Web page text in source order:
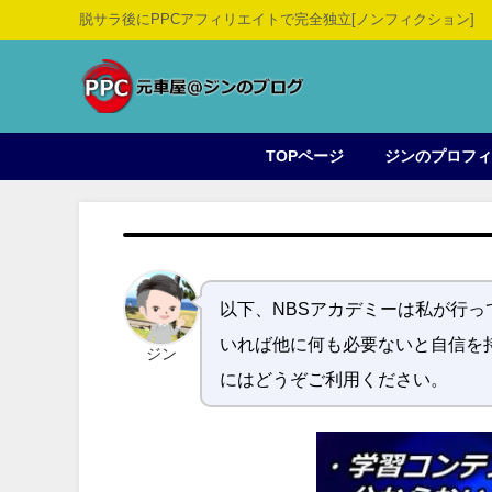
脱サラ後にPPCアフィリエイトで完全独立[ノンフィクション]
TOPページ ジンのプロフ
ジン
以下、NBSアカデミーは私が行
いれば他に何も必要ないと自信
にはどうぞご利用ください。